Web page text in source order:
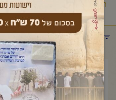
ראשי בגובה
-שיעור בתניא ובגובה
תפריט קטגוריות
החיד"א -שיעור